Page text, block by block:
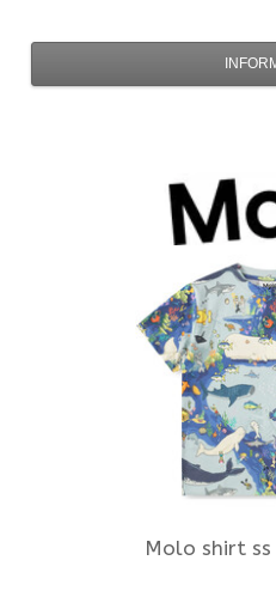
Molo shirt ss